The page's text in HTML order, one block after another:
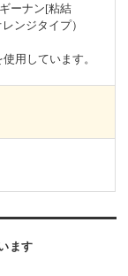
ーナン[粘結
ンジタイプ）
用しています。
ます